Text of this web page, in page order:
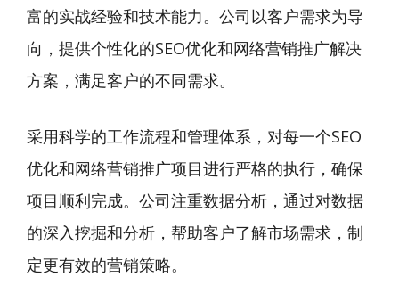
富的实战经验和技术能力。公司以客户需求为导
向，提供个性化的SEO优化和网络营销推广解决
方案，满足客户的不同需求。
采用科学的工作流程和管理体系，对每一个SEO
优化和网络营销推广项目进行严格的执行，确保
项目顺利完成。公司注重数据分析，通过对数据
的深入挖掘和分析，帮助客户了解市场需求，制
定更有效的营销策略。